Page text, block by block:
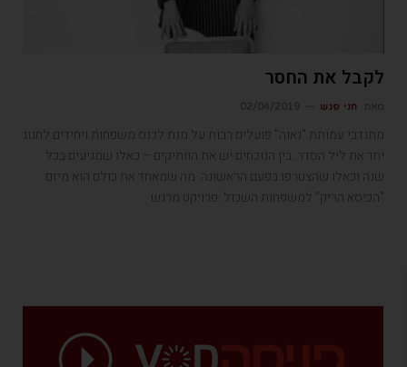
לקבל את החסר
חני פנש
מתנדבי עמותת "נאוה" פועלים רבות על מנת לכנס משפחות ויחידים לחגוג
יחד את ליל הסדר. בין הנוכחים יש את הוותיקים – כאלו שמגיעים בכל
שנה וכאלו שהצטרפו בפעם הראשונה. מה שמאחד את כולם הוא מיזם
"הכיסא הריק" למשפחות השכול. פרויקט מרגש